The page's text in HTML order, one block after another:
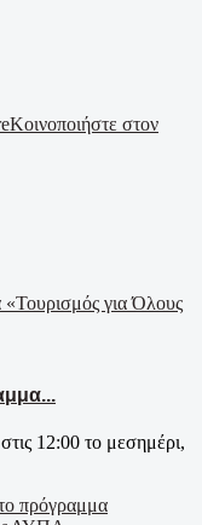
Κοινοποιήστε στον
12:00 το μεσημέρι,